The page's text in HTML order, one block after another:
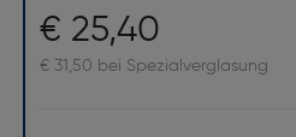
€ 25,40
€ 31,50 bei Spezialverglasung